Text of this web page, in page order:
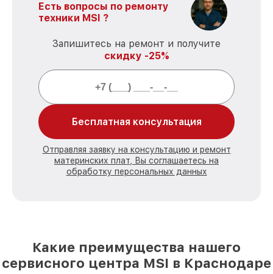
Есть вопросы по ремонту
техники MSI ?
Запишитесь на ремонт и получите
скидку -25%
Бесплатная консультация
Отправляя заявку на консультацию и ремонт
материнских плат, Вы соглашаетесь на
обработку персональных данных
Какие преимущества нашего
сервисного центра MSI в Краснодаре